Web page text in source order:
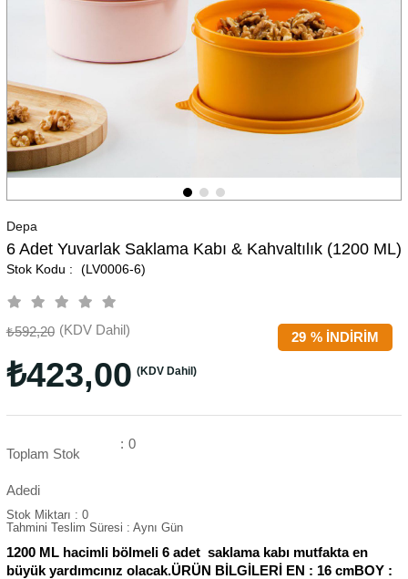
Depa
6 Adet Yuvarlak Saklama Kabı & Kahvaltılık (1200 ML)
(LV0006-6)
%
29 İNDIRIM
₺592,20 (KDV Dahil)
₺423,00 (KDV Dahil)
Toplam Stok
Adedi
: 0
Stok Miktarı : 0
Tahmini Teslim Süresi : Aynı Gün
1200 ML hacimli bölmeli 6 adet saklama kabı mutfakta en
büyük yardımcınız olacak.ÜRÜN BİLGİLERİ EN : 16 cmBOY :